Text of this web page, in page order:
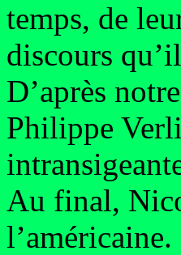
temps, de
discours
D’après
Philippe
Au final,